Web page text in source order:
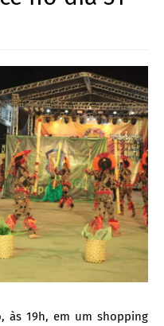
às 19h, em um shopping